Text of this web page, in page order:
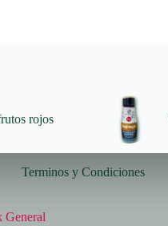
rojos
Terminos y Condiciones
General